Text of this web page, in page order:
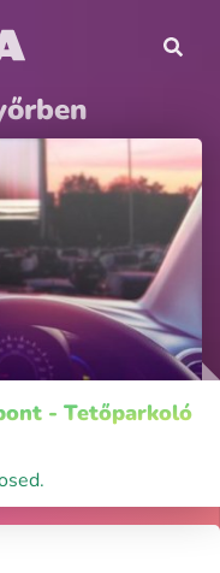
- Tetőparkoló